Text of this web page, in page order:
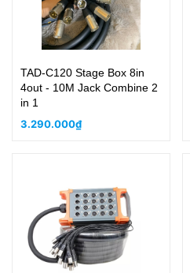
TAD-C120 Stage Box 8in
4out - 10M Jack Combine 2
in 1
3.290.000₫